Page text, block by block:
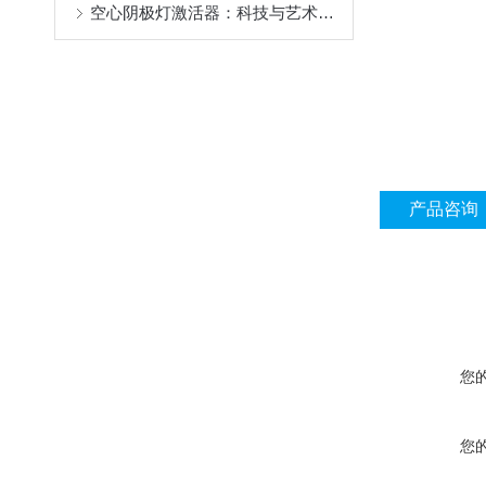
空心阴极灯激活器：科技与艺术的结合
产品咨询
您
您